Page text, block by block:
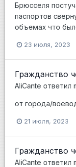
Брюсселя
паспортов
объемах что
23 июля, 2023
Гражданство
AliCante ответил
от города/
21 июля, 2023
Гражданство
AliCante ответил